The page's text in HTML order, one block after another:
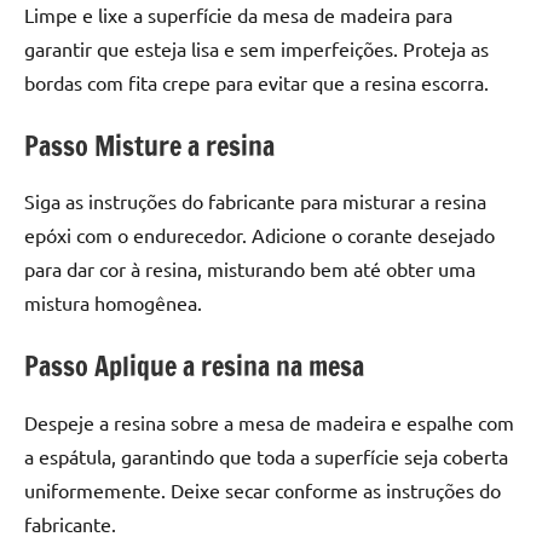
precisa
para
transformar
ambiente
com
únicas.
Nosso
conteúdo
é
em
as
melhores
práticas
tendências
Limpe e lixe a superfície da mesa de madeira para
garantir que esteja lisa e sem imperfeições. Proteja as
bordas com fita crepe para evitar que a resina escorra.
Passo Misture a resina
Siga as instruções do fabricante para misturar a resina
epóxi com o endurecedor. Adicione o corante desejado
para dar cor à resina, misturando bem até obter uma
mistura homogênea.
Passo Aplique a resina na mesa
Despeje a resina sobre a mesa de madeira e espalhe com
a espátula, garantindo que toda a superfície seja coberta
uniformemente. Deixe secar conforme as instruções do
fabricante.